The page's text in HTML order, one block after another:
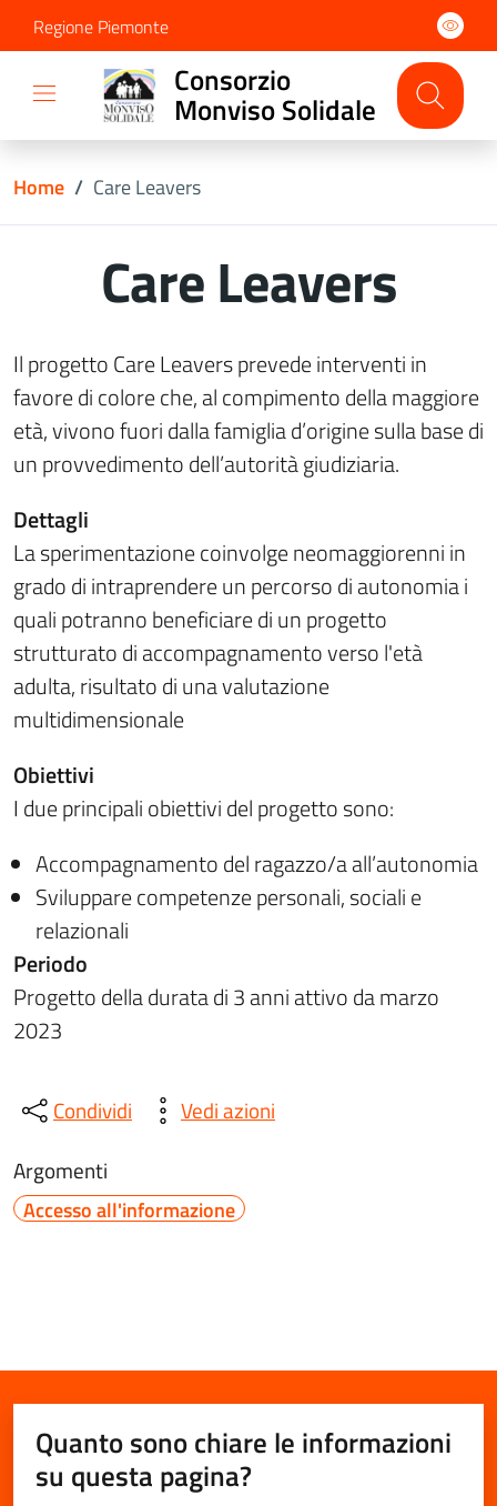
Regione Piemonte
Consorzio
Monviso Solidale
Home / Care Leavers
Care Leavers
Il progetto Care Leavers prevede interventi in
favore di colore che, al compimento della maggiore
età, vivono fuori dalla famiglia d’origine sulla base di
un provvedimento dell’autorità giudiziaria.
Dettagli
La sperimentazione coinvolge neomaggiorenni in
grado di intraprendere un percorso di autonomia i
quali potranno beneficiare di un progetto
strutturato di accompagnamento verso l'età
adulta, risultato di una valutazione
multidimensionale
Obiettivi
I due principali obiettivi del progetto sono:
Accompagnamento del ragazzo/a all’autonomia
Sviluppare competenze personali, sociali e
relazionali
Periodo
Progetto della durata di 3 anni attivo da marzo
2023
Condividi
Vedi azioni
Argomenti
Accesso all'informazione
Quanto sono chiare le informazioni
su questa pagina?